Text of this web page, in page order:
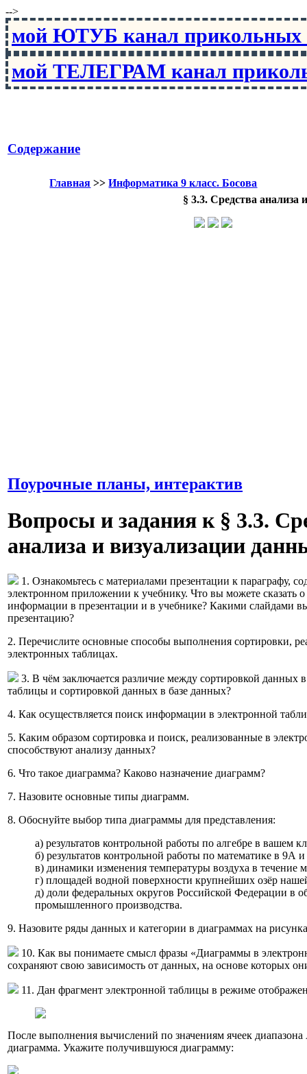
-->
мой ЮТУБ канал
мой ТЕЛЕГРАМ канал
Содержание
Главная >>Информатика 9 класс. Босова
§ 3.3. Средства анализа
Поурочные планы, интерактив
Вопросы и задания к § 3.3.
анализа и визуализации
1. Ознакомьтесь с материалами презентации к параграфу,
электронном приложении к учебнику. Что вы можете сказать
информации в презентации и в учебнике? Какими слайдами
презентацию?
2. Перечислите основные способы выполнения сортировки,
электронных таблицах.
3. В чём заключается различие между сортировкой данных
таблицы и сортировкой данных в базе данных?
4. Как осуществляется поиск информации в электронной
5. Каким образом сортировка и поиск, реализованные в
способствуют анализу данных?
6. Что такое диаграмма? Каково назначение диаграмм?
7. Назовите основные типы диаграмм.
8. Обоснуйте выбор типа диаграммы для представления:
а) результатов контрольной работы по алгебре в вашем
б) результатов контрольной работы по математике в 9А и
в) динамики изменения температуры воздуха в течение
г) площадей водной поверхности крупнейших озёр
д) доли федеральных округов Российской Федерации в
промышленного производства.
9. Назовите ряды данных и категории в диаграммах на
10. Как вы понимаете смысл фразы «Диаграммы в
сохраняют свою зависимость от данных, на основе которых
11. Дан фрагмент электронной таблицы в режиме
После выполнения вычислений по значениям ячеек
диаграмма. Укажите получившуюся диаграмму: